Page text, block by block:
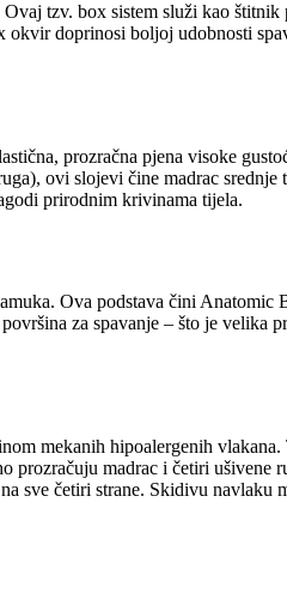
tzv. box sistem služi kao
doprinosi boljoj udobnosti
prozračna pjena visoke
ovi slojevi čine madrac
prirodnim krivinama tijela.
Ova podstava čini
za spavanje – što je velika
mekanih hipoalergenih
madrac i četiri
sve četiri strane. Skidivu navlaku